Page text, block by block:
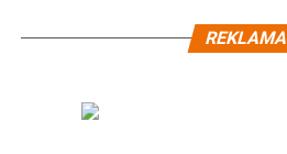
REKLAMA